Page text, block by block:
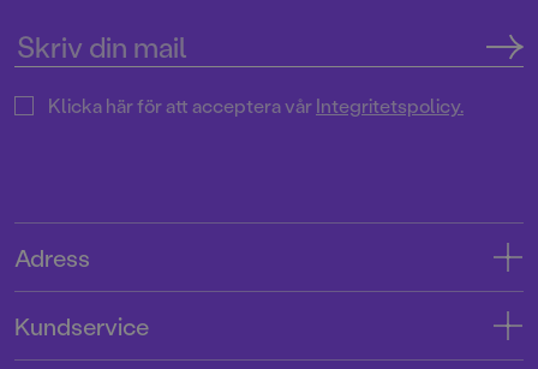
Klicka här för att acceptera vårIntegritetspolicy.
Adress
Kundservice